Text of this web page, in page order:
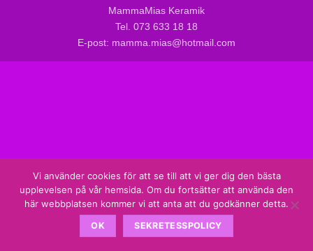
MammaMias Keramik
Tel. 073 633 18 18
E-post: mamma.mias@hotmail.com
Vi använder cookies för att se till att vi ger dig den bästa
upplevelsen på vår hemsida. Om du fortsätter att använda den
här webbplatsen kommer vi att anta att du godkänner detta.
OK SEKRETESSPOLICY